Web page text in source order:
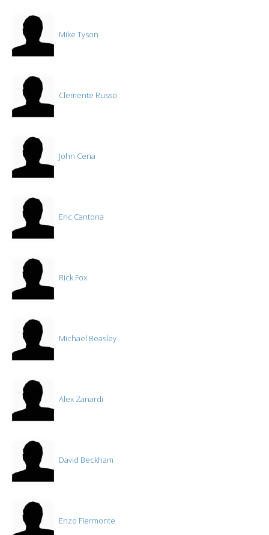
Mike Tyson
Clemente Russo
John Cena
Eric Cantona
Rick Fox
Michael Beasley
Alex Zanardi
David Beckham
Enzo Fiermonte